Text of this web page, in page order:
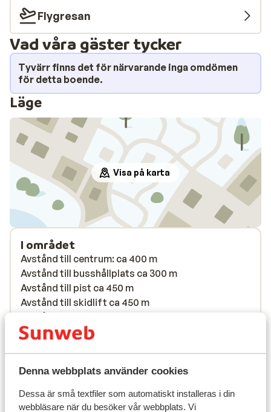
Denna webbplats använder cookies
Dessa är små textfiler som automatiskt installeras i din
webbläsare när du besöker vår webbplats. Vi
Flygresan
Vad våra gäster tycker
Tyvärr finns det för närvarande inga omdömen
för detta boende.
Läge
Visa på karta
I området
Avstånd till centrum: ca 400 m
Avstånd till busshållplats ca 300 m
Avstånd till pist ca 450 m
Avstånd till skidlift ca 450 m
Närmaste butiker ca 400 m
På en lätt sluttande väg
Liftkort/Utrustning/Skidskola